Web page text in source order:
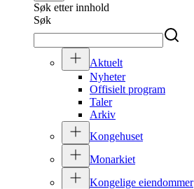
Søk etter innhold
Søk
Aktuelt
Nyheter
Offisielt program
Taler
Arkiv
Kongehuset
Monarkiet
Kongelige eiendommer